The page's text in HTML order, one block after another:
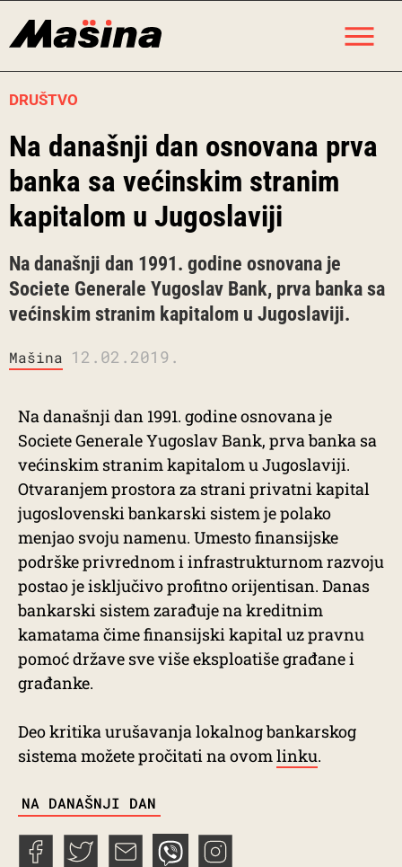
DRUŠTVO
Na današnji dan osnovana prva
banka sa većinskim stranim
kapitalom u Jugoslaviji
Na današnji dan 1991. godine osnovana je
Societe Generale Yugoslav Bank, prva banka sa
većinskim stranim kapitalom u Jugoslaviji.
Mašina 12.02.2019.
Na današnji dan 1991. godine osnovana je
Societe Generale Yugoslav Bank, prva banka sa
većinskim stranim kapitalom u Jugoslaviji.
Otvaranjem prostora za strani privatni kapital
jugoslovenski bankarski sistem je polako
menjao svoju namenu. Umesto finansijske
podrške privrednom i infrastrukturnom razvoju
postao je isključivo profitno orijentisan. Danas
bankarski sistem zarađuje na kreditnim
kamatama čime finansijski kapital uz pravnu
pomoć države sve više eksploatiše građane i
građanke.
Deo kritika urušavanja lokalnog bankarskog
sistema možete pročitati na ovomlinku.
NA DANAŠNJI DAN